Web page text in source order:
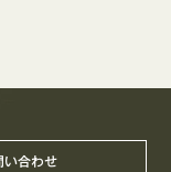
合わせ